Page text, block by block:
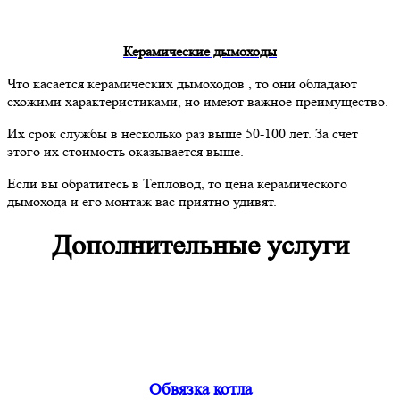
Керамические дымоходы
Что касается керамических дымоходов , то они обладают
схожими характеристиками, но имеют важное преимущество.
Их срок службы в несколько раз выше 50-100 лет. За счет
этого их стоимость оказывается выше.
Если вы обратитесь в Тепловод, то цена керамического
дымохода и его монтаж вас приятно удивят.
Дополнительные услуги
Обвязка котла